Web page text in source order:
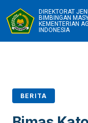
DIREKTORAT
BIMBINGAN
KEMENTERIAN
INDONESIA
BERITA